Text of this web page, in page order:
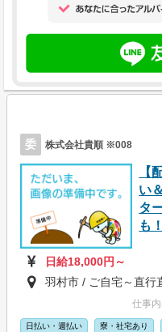
委 株式会社貴順 ※008
【
い
タ
も
日給18,000円～
羽村市 / ご自宅～直
仕事
日払い・週払い 寮・社宅あり